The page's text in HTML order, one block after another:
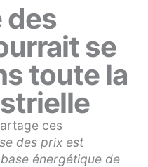
des
se
toute la
ces
des prix est
énergétique de